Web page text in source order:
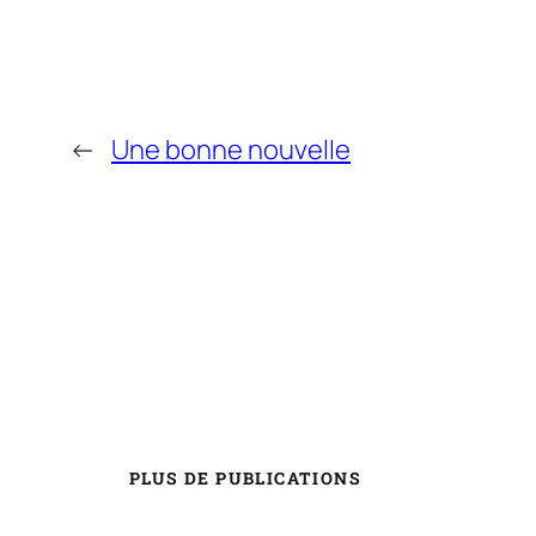
← Une bonne nouvelle
PLUS DE PUBLICATIONS